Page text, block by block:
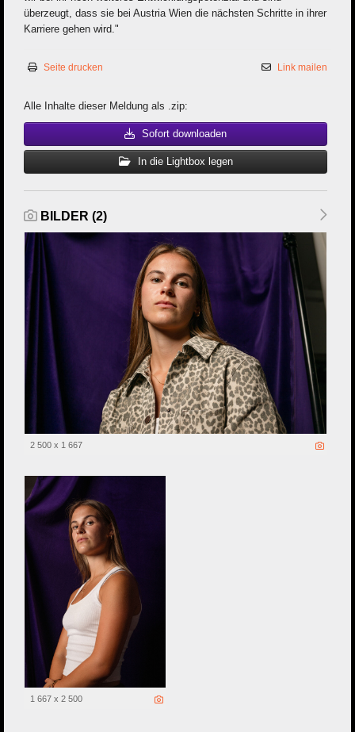
überzeugt, dass sie bei Austria Wien die nächsten Schritte in ihrer
Karriere gehen wird."
Seite drucken Link mailen
Alle Inhalte dieser Meldung als .zip:
Sofort downloaden
In die Lightbox legen
BILDER (2)
2 500 x 1 667
1 667 x 2 500